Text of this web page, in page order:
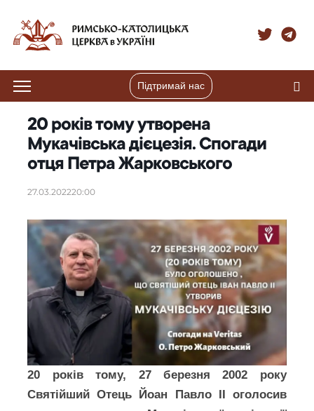
Підтримай нас
20 років тому утворена
Мукачівська дієцезія. Спогади
отця Петра Жарковського
27.03.202220:00
20 років тому, 27 березня 2002 року
Святійший Отець Йоан Павло ІІ оголосив